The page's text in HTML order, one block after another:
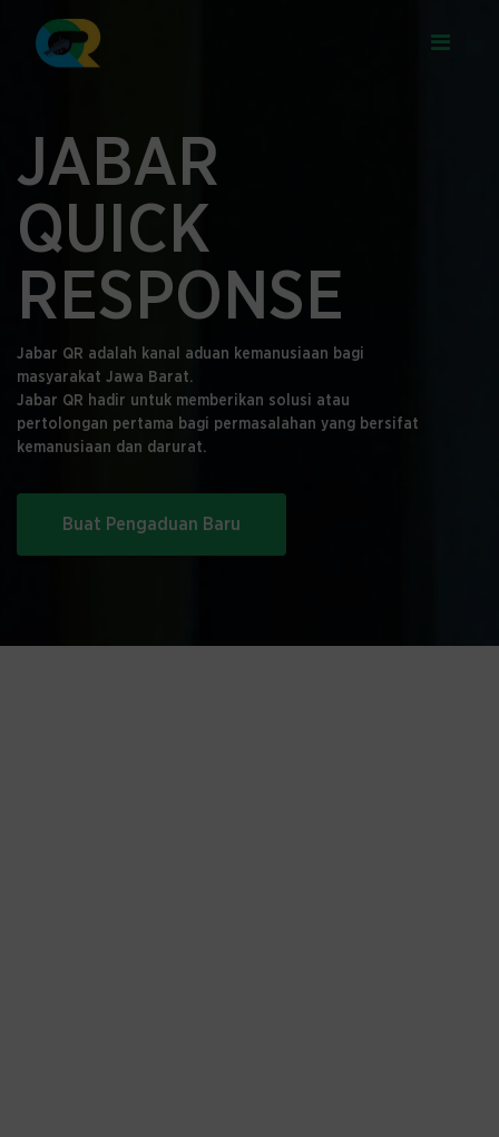
JABAR
QUICK
RESPONSE
Jabar QR adalah kanal aduan kemanusiaan bagi
masyarakat Jawa Barat.
Jabar QR hadir untuk memberikan solusi atau
pertolongan pertama bagi permasalahan yang bersifat
kemanusiaan dan darurat.
Buat Pengaduan Baru